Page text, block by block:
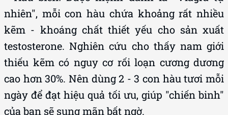
kẽm - khoáng chất thiết yếu cho sản xuất
testosterone. Nghiên cứu cho thấy nam giới
thiếu kẽm có nguy cơ rối loạn cương dương
cao hơn 30%. Nên dùng 2 - 3 con hàu tươi mỗi
ngày để đạt hiệu quả tối ưu, giúp "chiến binh"
của bạn sẽ sung mãn bất ngờ.